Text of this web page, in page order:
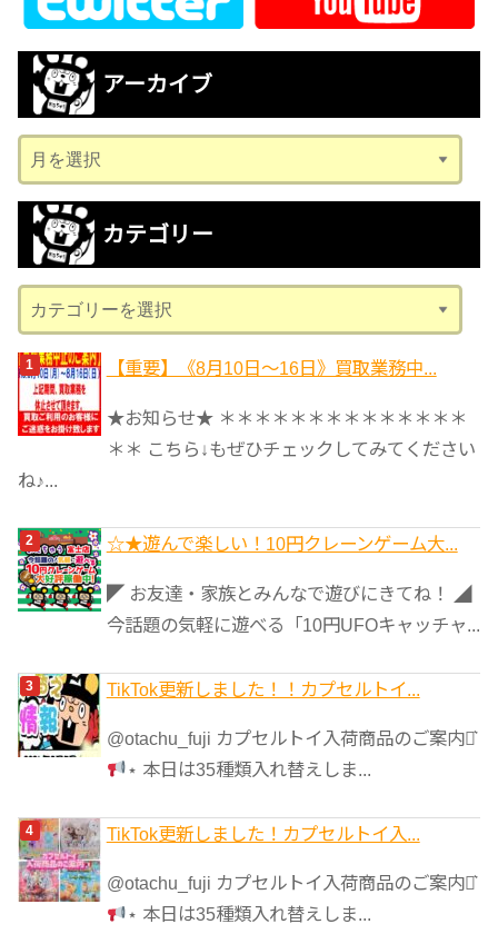
アーカイブ
ー
カ
ブ
カテゴリー
テ
ゴ
リ
ー
【重要】《8月10日～16日》買取業務中...
★お知らせ★ ＊＊＊＊＊＊＊＊＊＊＊＊＊＊
＊＊ こちら↓もぜひチェックしてみてください
ね♪...
☆★遊んで楽しい！10円クレーンゲーム大...
◤ お友達・家族とみんなで遊びにきてね！ ◢
今話題の気軽に遊べる「10円UFOキャッチャ...
TikTok更新しました！！カプセルトイ...
@otachu_fuji カプセルトイ入荷商品のご案内⋆͛
⋆ 本日は35種類入れ替えしま...
TikTok更新しました！カプセルトイ入...
@otachu_fuji カプセルトイ入荷商品のご案内⋆͛
⋆ 本日は35種類入れ替えしま...